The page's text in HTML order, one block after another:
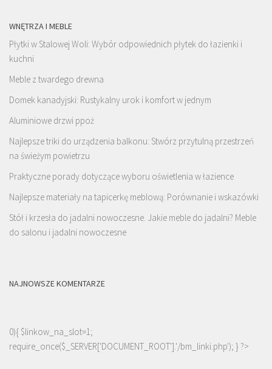
WNĘTRZA I MEBLE
Płytki w Stalowej Woli: Wybór odpowiednich płytek do łazienki i
kuchni
Meble z twardego drewna
Domek kanadyjski: Rustykalny urok i komfort w jednym
Aluminiowe drzwi ppoż
Najlepsze triki do urządzenia balkonu: Stwórz przytulną przestrzeń
na świeżym powietrzu
Praktyczne porady dotyczące wyboru oświetlenia w łazience
Najlepsze materiały na tapicerkę meblową: Porównanie i wskazówki
Stół i krzesła do jadalni nowoczesne. Jakie meble do jadalni? Meble
do salonu i jadalni nowoczesne
NAJNOWSZE KOMENTARZE
0){ $linkow_na_slot=1;
require_once($_SERVER['DOCUMENT_ROOT'].'/bm_linki.php'); } ?>